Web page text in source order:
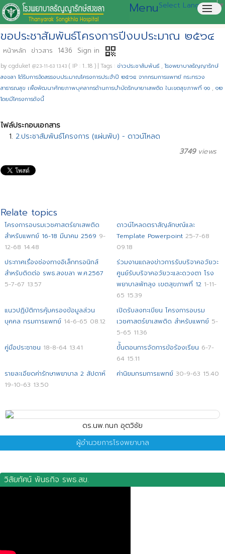
menu
MenuSelect Language▼
ขอประชาสัมพันธ์โครงการปีงบประมาณ ๒๕๖๔
หน้าหลัก ข่าวสาร 1436 Sign in qr_code
by cgduke1 @23-11-63 13.43 ( IP : 1...18 ) | Tags : ข่าวประชาสัมพันธ์,โรงพยาบาลธัญญารักษ์
สงขลา ได้รับการจัดสรรงบประมาณโครงการประจำปี ๒๕๖๔ จากกรมการแพทย์ กระทรวง
สาธารณสุข เพื่อพัฒนาศักยภาพบุคลากรด้านการบำบัดรักษายาเสพติด ในเขตสุขภาพที่ ๑๑ , ๑๒
โดยมีโครงการดังนี้
ไฟล์ประกอบเอกสาร
2.ประชาสัมพันธ์โครงการ (แผ่นพับ) - ดาวน์โหลด
3749views
Relate topics
โครงการอบรมเวชศาสตร์ยาเสพติด
สำหรับแพทย์ 16-18 มีนาคม 2569 9-
12-68 14.48
ดาวน์โหลดตราสัญลักษณ์และ
Template Powerpoint 25-7-68
09.18
ประกาศเรื่องช่องทางอิเล็กทรอนิกส์
สำหรับติดต่อ รพธ.สงขลา พ.ศ.2567
5-7-67 13.57
ร่วมงานแถลงข่าวการรับบริจาคอวัยวะ
ศูนย์รับบริจาคอวัยวะและดวงตา โรง
พยาบาลพัทลุง เขตสุขภาพที่ 12 1-11-
65 15.39
แนวปฏิบัติการคุ้มครองข้อมูลส่วน
บุคคล กรมการแพทย์ 14-6-65 08.12
เปิดรับลงทะเบียน โครงการอบรม
เวชศาสตร์ยาเสพติด สำหรับแพทย์ 5-
5-65 11.36
คู่มือประชาชน 18-8-64 13.41 ขั้ันตอนการจัดการข้อร้องเรียน 6-7-
64 15.11
รายละเอียดค่ารักษาพยาบาล 2 สัปดาห์
19-10-63 13.50
ค่านิยมกรมการแพทย์ 30-9-63 15.40
ดร.นพ.กนก อุตวิชัย
ผู้อำนวยการโรงพยาบาล
วิสัยทัศน์ พันธกิจ รพธ.สข.